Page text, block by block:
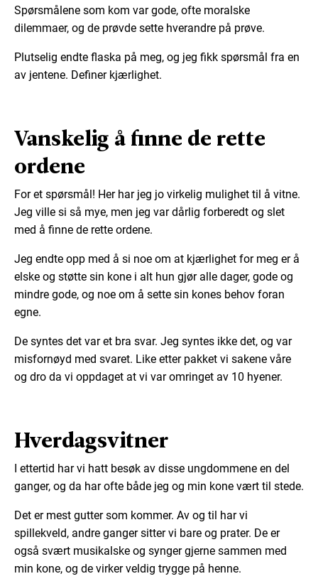
Spørsmålene som kom var gode, ofte moralske
dilemmaer, og de prøvde sette hverandre på prøve.
Plutselig endte flaska på meg, og jeg fikk spørsmål fra en
av jentene. Definer kjærlighet.
Vanskelig å finne de rette
ordene
For et spørsmål! Her har jeg jo virkelig mulighet til å vitne.
Jeg ville si så mye, men jeg var dårlig forberedt og slet
med å finne de rette ordene.
Jeg endte opp med å si noe om at kjærlighet for meg er å
elske og støtte sin kone i alt hun gjør alle dager, gode og
mindre gode, og noe om å sette sin kones behov foran
egne.
De syntes det var et bra svar. Jeg syntes ikke det, og var
misfornøyd med svaret. Like etter pakket vi sakene våre
og dro da vi oppdaget at vi var omringet av 10 hyener.
Hverdagsvitner
I ettertid har vi hatt besøk av disse ungdommene en del
ganger, og da har ofte både jeg og min kone vært til stede.
Det er mest gutter som kommer. Av og til har vi
spillekveld, andre ganger sitter vi bare og prater. De er
også svært musikalske og synger gjerne sammen med
min kone, og de virker veldig trygge på henne.